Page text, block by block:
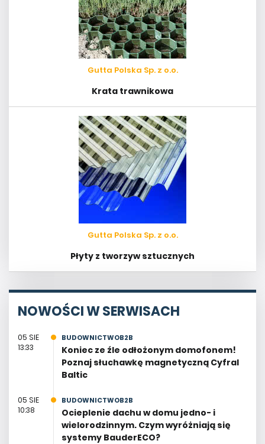
Gutta Polska Sp. z o.o.
Krata trawnikowa
Gutta Polska Sp. z o.o.
Płyty z tworzyw sztucznych
NOWOŚCI W SERWISACH
05 SIE
13:33
BUDOWNICTWOB2B
Koniec ze źle odłożonym domofonem!
Poznaj słuchawkę magnetyczną Cyfral
Baltic
05 SIE
10:38
BUDOWNICTWOB2B
Ocieplenie dachu w domu jedno- i
wielorodzinnym. Czym wyróżniają się
systemy BauderECO?